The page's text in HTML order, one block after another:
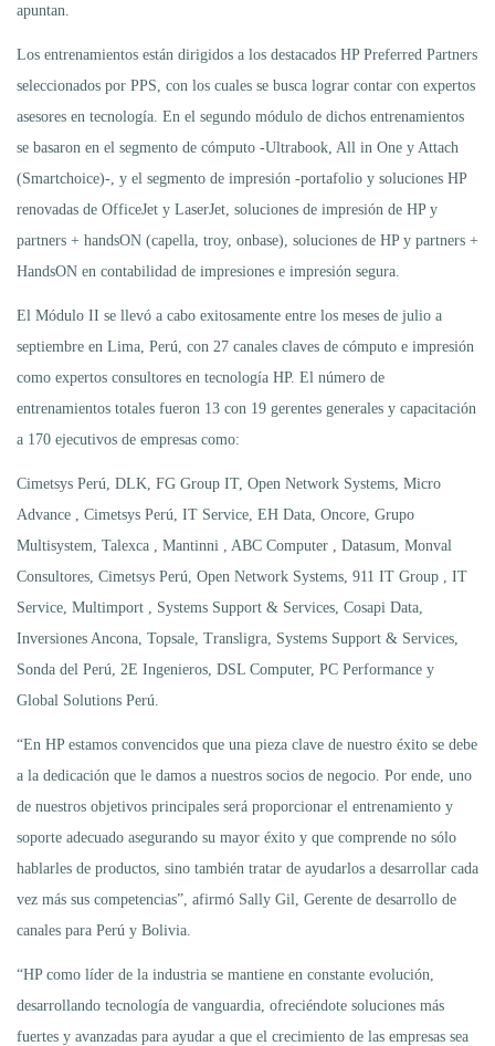
apuntan.
Los entrenamientos están dirigidos a los destacados HP Preferred Partners
seleccionados por PPS, con los cuales se busca lograr contar con expertos
asesores en tecnología. En el segundo módulo de dichos entrenamientos
se basaron en el segmento de cómputo -Ultrabook, All in One y Attach
(Smartchoice)-, y el segmento de impresión -portafolio y soluciones HP
renovadas de OfficeJet y LaserJet, soluciones de impresión de HP y
partners + handsON (capella, troy, onbase), soluciones de HP y partners +
HandsON en contabilidad de impresiones e impresión segura.
El Módulo II se llevó a cabo exitosamente entre los meses de julio a
septiembre en Lima, Perú, con 27 canales claves de cómputo e impresión
como expertos consultores en tecnología HP. El número de
entrenamientos totales fueron 13 con 19 gerentes generales y capacitación
a 170 ejecutivos de empresas como:
Cimetsys Perú, DLK, FG Group IT, Open Network Systems, Micro
Advance , Cimetsys Perú, IT Service, EH Data, Oncore, Grupo
Multisystem, Talexca , Mantinni , ABC Computer , Datasum, Monval
Consultores, Cimetsys Perú, Open Network Systems, 911 IT Group , IT
Service, Multimport , Systems Support & Services, Cosapi Data,
Inversiones Ancona, Topsale, Transligra, Systems Support & Services,
Sonda del Perú, 2E Ingenieros, DSL Computer, PC Performance y
Global Solutions Perú.
“En HP estamos convencidos que una pieza clave de nuestro éxito se debe
a la dedicación que le damos a nuestros socios de negocio. Por ende, uno
de nuestros objetivos principales será proporcionar el entrenamiento y
soporte adecuado asegurando su mayor éxito y que comprende no sólo
hablarles de productos, sino también tratar de ayudarlos a desarrollar cada
vez más sus competencias”, afirmó Sally Gil, Gerente de desarrollo de
canales para Perú y Bolivia.
“HP como líder de la industria se mantiene en constante evolución,
desarrollando tecnología de vanguardia, ofreciéndote soluciones más
fuertes y avanzadas para ayudar a que el crecimiento de las empresas sea